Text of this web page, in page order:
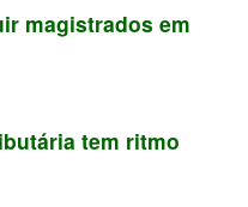
magistrados em
tem ritmo